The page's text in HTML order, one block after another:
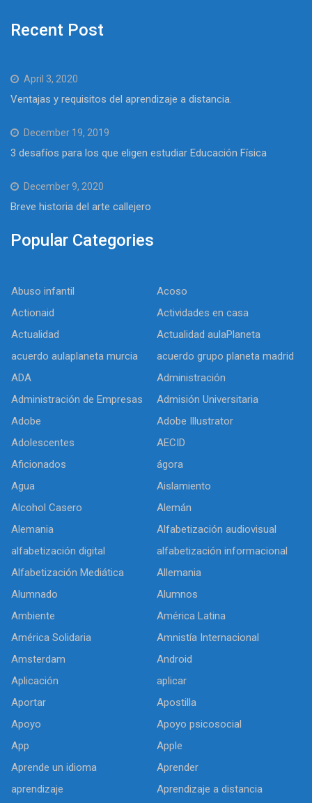
Recent Post
April 3, 2020
Ventajas y requisitos del aprendizaje a distancia.
December 19, 2019
3 desafíos para los que eligen estudiar Educación Física
December 9, 2020
Breve historia del arte callejero
Popular Categories
Abuso infantil
Acoso
Actionaid
Actividades en casa
Actualidad
Actualidad aulaPlaneta
acuerdo aulaplaneta murcia
acuerdo grupo planeta madrid
ADA
Administración
Administración de Empresas
Admisión Universitaria
Adobe
Adobe Illustrator
Adolescentes
AECID
Aficionados
ágora
Agua
Aislamiento
Alcohol Casero
Alemán
Alemania
Alfabetización audiovisual
alfabetización digital
alfabetización informacional
Alfabetización Mediática
Allemania
Alumnado
Alumnos
Ambiente
América Latina
América Solidaria
Amnistía Internacional
Amsterdam
Android
Aplicación
aplicar
Aportar
Apostilla
Apoyo
Apoyo psicosocial
App
Apple
Aprende un idioma
Aprender
aprendizaje
Aprendizaje a distancia